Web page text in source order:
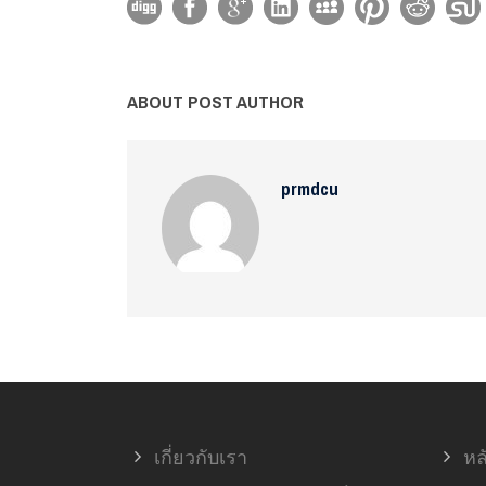
ABOUT POST AUTHOR
prmdcu
เกี่ยวกับเรา
ห